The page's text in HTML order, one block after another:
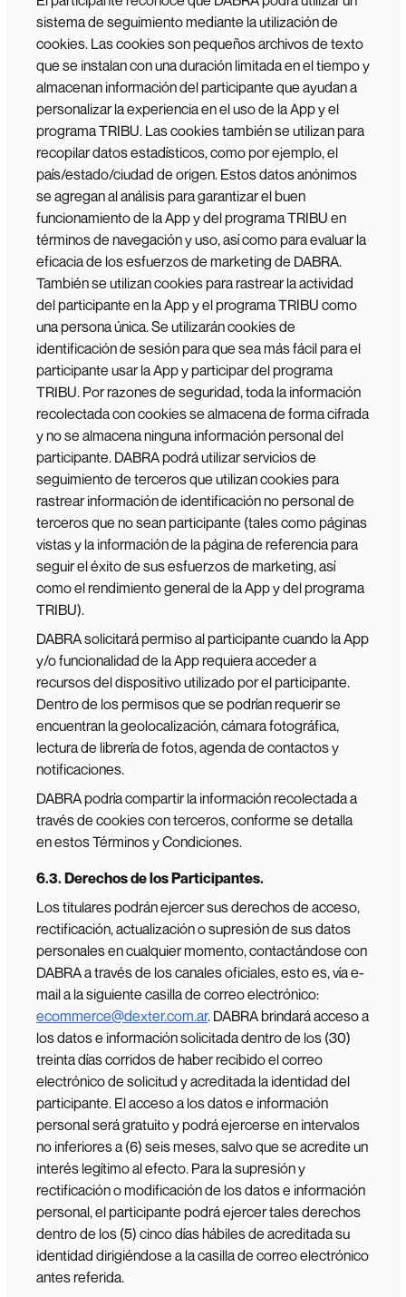
sistema de seguimiento mediante la utilización de
cookies. Las cookies son pequeños archivos de texto
que se instalan con una duración limitada en el tiempo y
almacenan información del participante que ayudan a
personalizar la experiencia en el uso de la App y el
programa TRIBU. Las cookies también se utilizan para
recopilar datos estadísticos, como por ejemplo, el
país/estado/ciudad de origen. Estos datos anónimos
se agregan al análisis para garantizar el buen
funcionamiento de la App y del programa TRIBU en
términos de navegación y uso, así como para evaluar la
eficacia de los esfuerzos de marketing de DABRA.
También se utilizan cookies para rastrear la actividad
del participante en la App y el programa TRIBU como
una persona única. Se utilizarán cookies de
identificación de sesión para que sea más fácil para el
participante usar la App y participar del programa
TRIBU. Por razones de seguridad, toda la información
recolectada con cookies se almacena de forma cifrada
y no se almacena ninguna información personal del
participante. DABRA podrá utilizar servicios de
seguimiento de terceros que utilizan cookies para
rastrear información de identificación no personal de
terceros que no sean participante (tales como páginas
vistas y la información de la página de referencia para
seguir el éxito de sus esfuerzos de marketing, así
como el rendimiento general de la App y del programa
TRIBU).
DABRA solicitará permiso al participante cuando la App
y/o funcionalidad de la App requiera acceder a
recursos del dispositivo utilizado por el participante.
Dentro de los permisos que se podrían requerir se
encuentran la geolocalización, cámara fotográfica,
lectura de librería de fotos, agenda de contactos y
notificaciones.
DABRA podría compartir la información recolectada a
través de cookies con terceros, conforme se detalla
en estos Términos y Condiciones.
6.3. Derechos de los Participantes.
Los titulares podrán ejercer sus derechos de acceso,
rectificación, actualización o supresión de sus datos
personales en cualquier momento, contactándose con
DABRA a través de los canales oficiales, esto es, vía e-
mail a la siguiente casilla de correo electrónico:
ecommerce@dexter.com.ar. DABRA brindará acceso a
los datos e información solicitada dentro de los (30)
treinta días corridos de haber recibido el correo
electrónico de solicitud y acreditada la identidad del
participante. El acceso a los datos e información
personal será gratuito y podrá ejercerse en intervalos
no inferiores a (6) seis meses, salvo que se acredite un
interés legítimo al efecto. Para la supresión y
rectificación o modificación de los datos e información
personal, el participante podrá ejercer tales derechos
dentro de los (5) cinco días hábiles de acreditada su
identidad dirigiéndose a la casilla de correo electrónico
antes referida.